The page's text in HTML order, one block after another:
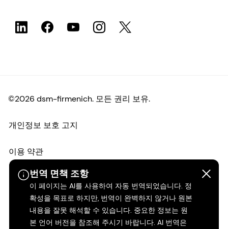
번역 면책 조항
이 페이지는 AI를 사용하여 자동 번역되었습니다. 정
확성을 목표로 하지만, 번역이 완벽하지 않거나 원본
내용을 잘못 해석할 수 있습니다. 중요한 정보는 원
본 언어 버전을 참조해 주시기 바랍니다. AI 번역은
©2026 dsm-firmenich. 모든 권리 보유.
개인정보 보호 고지
이용 약관
약관
캘리포니아 투명성